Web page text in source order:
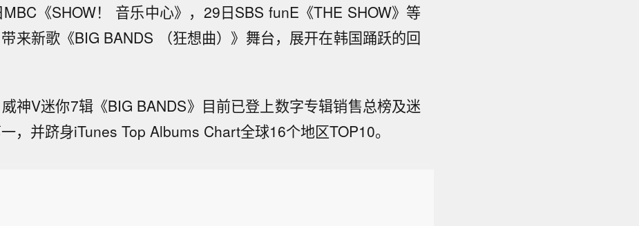
《SHOW！ 音乐中心》，29日SBS funE《THE SHOW》等
来新歌《BIG BANDS （狂想曲）》舞台，展开在韩国踊跃的回
神V迷你7辑《BIG BANDS》目前已登上数字专辑销售总榜及迷
，并跻身iTunes Top Albums Chart全球16个地区TOP10。